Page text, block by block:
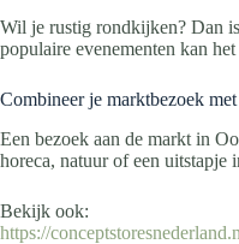
Wil je rustig rondkijken? Dan
populaire evenementen kan
Combineer je marktbezoek
Een bezoek aan de markt in
horeca, natuur of een uitstapje
Bekijk ook:
https://